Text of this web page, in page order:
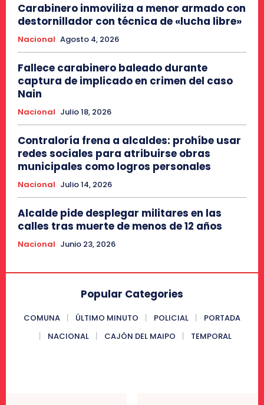
Carabinero inmoviliza a menor armado con
destornillador con técnica de «lucha libre»
Nacional Agosto 4, 2026
Fallece carabinero baleado durante
captura de implicado en crimen del caso
Nain
Nacional Julio 18, 2026
Contraloría frena a alcaldes: prohíbe usar
redes sociales para atribuirse obras
municipales como logros personales
Nacional Julio 14, 2026
Alcalde pide desplegar militares en las
calles tras muerte de menos de 12 años
Nacional Junio 23, 2026
Popular Categories
COMUNA ÚLTIMO MINUTO POLICIAL
PORTADA
NACIONAL
CAJÓN DEL MAIPO TEMPORAL